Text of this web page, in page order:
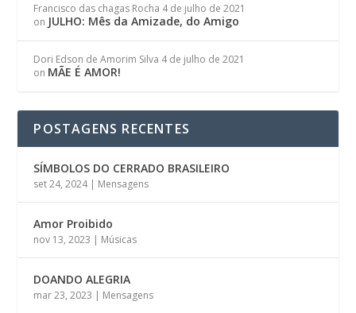
Francisco das chagas Rocha 4 de julho de 2021
on JULHO: Mês da Amizade, do Amigo
Dori Edson de Amorim Silva 4 de julho de 2021
on MÃE É AMOR!
POSTAGENS RECENTES
SÍMBOLOS DO CERRADO BRASILEIRO
set 24, 2024| Mensagens
Amor Proibido
nov 13, 2023 | Músicas
DOANDO ALEGRIA
mar 23, 2023 | Mensagens